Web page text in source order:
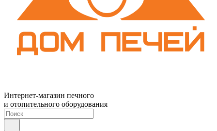
Интернет-магазин печного
и отопительного оборудования